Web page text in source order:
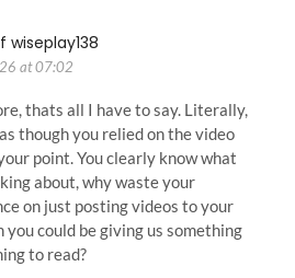
at 07:02
thats all I have to say. Literally,
though you relied on the video
point. You clearly know what
about, why waste your
on just posting videos to your
you could be giving us something
to read?